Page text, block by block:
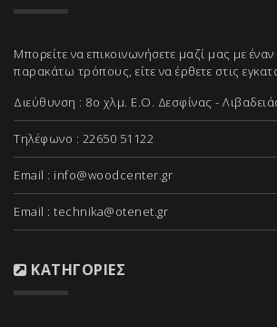
Μπορείτε να επικοινωνήσετε μαζί μας με
παρακάτω τρόπους, είτε να έρθετε στις
Διεύθυνση : 8ο χλμ. Ε.Ο. Δεσφίνας -
Τηλέφωνο : 22650 51122
Email : info@woodcenter.gr
Email : technika@otenet.gr
ΚΑΤΗΓΟΡΊΕΣ